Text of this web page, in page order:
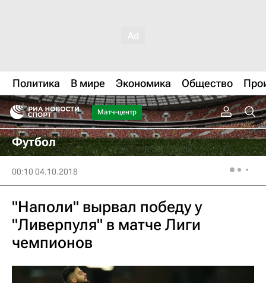
Политика В мире Экономика Общество
Матч-центр
Футбол
00:10 04.10.2018
"Наполи" вырвал победу у
"Ливерпуля" в матче Лиги
чемпионов